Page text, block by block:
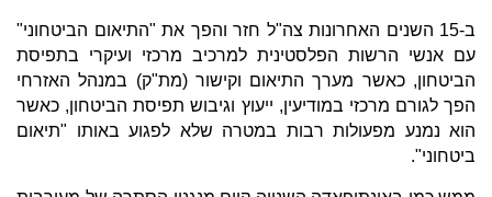
ב-15 השנים האחרונות צה"ל חזר והפך את "התיאום הביטחוני"
עם אנשי הרשות הפלסטינית למרכיב מרכזי ועיקרי בתפיסת
הביטחון, כאשר מערך התיאום וקישור (מת"ק) במנהל האזרחי
הפך לגורם מרכזי במודיעין, ייעוץ וגיבוש תפיסת הביטחון, כאשר
הוא נמנע מפעולות רבות במטרה שלא לפגוע באותו "תיאום
ביטחוני".